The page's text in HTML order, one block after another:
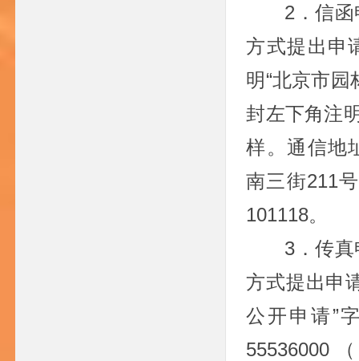
2．信
方式提出申
明“北京市园
封左下角注
样。通信地
南三街211
101118。
3．传
方式提出申
公开申请”
55536000